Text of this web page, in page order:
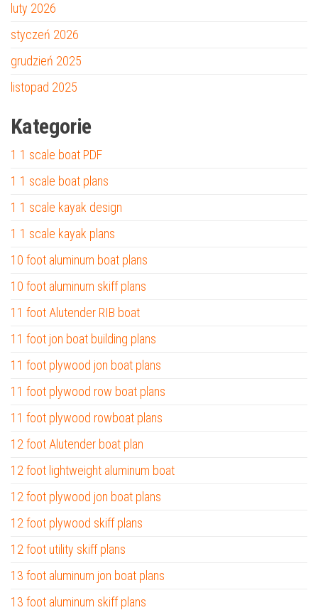
luty 2026
styczeń 2026
grudzień 2025
listopad 2025
Kategorie
1 1 scale boat PDF
1 1 scale boat plans
1 1 scale kayak design
1 1 scale kayak plans
10 foot aluminum boat plans
10 foot aluminum skiff plans
11 foot Alutender RIB boat
11 foot jon boat building plans
11 foot plywood jon boat plans
11 foot plywood row boat plans
11 foot plywood rowboat plans
12 foot Alutender boat plan
12 foot lightweight aluminum boat
12 foot plywood jon boat plans
12 foot plywood skiff plans
12 foot utility skiff plans
13 foot aluminum jon boat plans
13 foot aluminum skiff plans